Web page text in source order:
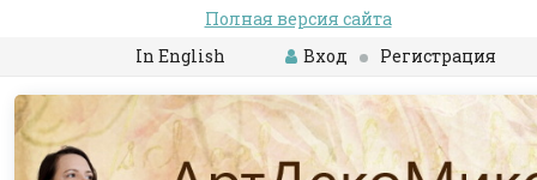
Полная версия сайта
In English
Вход Регистрация